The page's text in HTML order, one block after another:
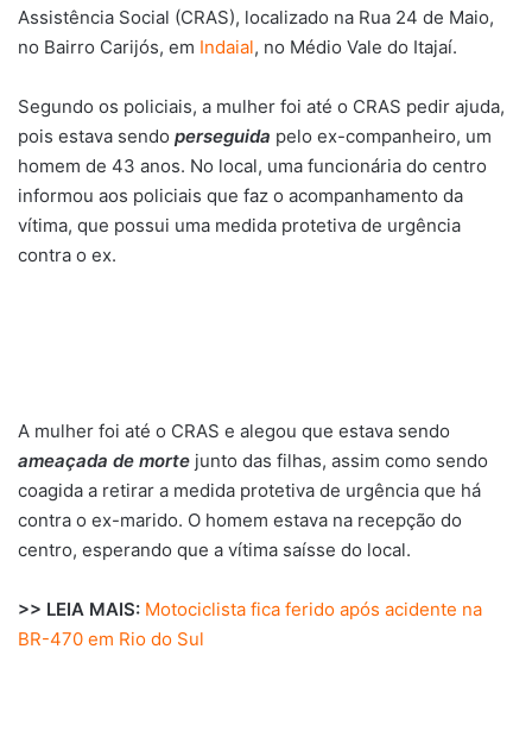
Assistência Social (CRAS), localizado na Rua 24 de Maio,
no Bairro Carijós, em Indaial, no Médio Vale do Itajaí.
Segundo os policiais, a mulher foi até o CRAS pedir ajuda,
pois estava sendo perseguida pelo ex-companheiro, um
homem de 43 anos. No local, uma funcionária do centro
informou aos policiais que faz o acompanhamento da
vítima, que possui uma medida protetiva de urgência
contra o ex.
A mulher foi até o CRAS e alegou que estava sendo
ameaçada de morte junto das filhas, assim como sendo
coagida a retirar a medida protetiva de urgência que há
contra o ex-marido. O homem estava na recepção do
centro, esperando que a vítima saísse do local.
>> LEIA MAIS: Motociclista fica ferido após acidente na
BR-470 em Rio do Sul